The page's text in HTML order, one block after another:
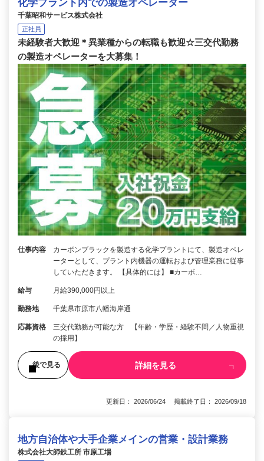
化学プラント内での製造オペレーター
千葉昭和サービス株式会社
正社員
未経験者大歓迎＊異業種からの転職も歓迎☆三交代勤務
の製造オペレーターを大募集！
仕事内容
カーボンブラックを製造する化学プラントにて、製造オペレ
ーターとして、プラント内機器の運転および管理業務に従事
していただきます。 【具体的には】 ■カーボ…
給与 月給390,000円以上
勤務地 千葉県市原市八幡海岸通
応募資格
三交代勤務が可能な方 【年齢・学歴・経験不問／人物重視
の採用】
後で見る 詳細を見る
更新日： 2026/06/24 掲載終了日： 2026/09/18
地方自治体や大手企業メインの営業・設計業務
株式会社大師鉄工所 市原工場